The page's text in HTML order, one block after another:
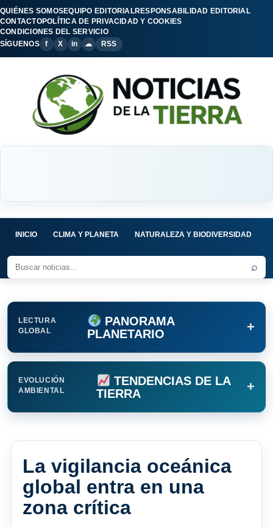
QUIÉNES SOMOSEQUIPO EDITORIALRESPONSABILIDAD EDITORIAL
CONTACTOPOLÍTICA DE PRIVACIDAD Y COOKIES
CONDICIONES DEL SERVICIO
SÍGUENOS
f X in ☁ RSS
INICIO CLIMA Y PLANETA NATURALEZA Y BIODIVERSIDAD
⌕
LECTURA
GLOBAL
PANORAMA
PLANETARIO
+
EVOLUCIÓN
AMBIENTAL
TENDENCIAS DE LA
TIERRA
+
La vigilancia oceánica
global entra en una
zona crítica